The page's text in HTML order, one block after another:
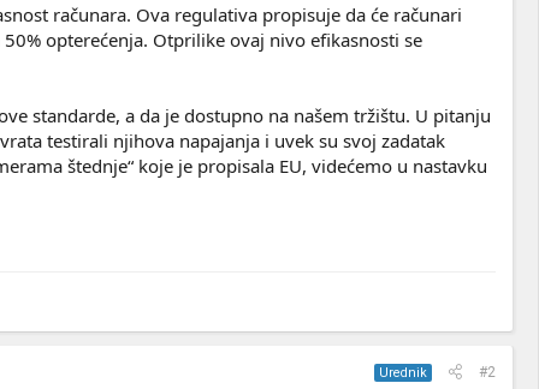
računara. Ova regulativa propisuje da će računari
opterećenja. Otprilike ovaj nivo efikasnosti se
standarde, a da je dostupno na našem tržištu. U pitanju
testirali njihova napajanja i uvek su svoj zadatak
štednje“ koje je propisala EU, videćemo u nastavku
Urednik #2